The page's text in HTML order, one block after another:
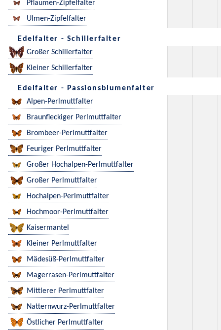
Pflaumen-Zipfelfalter
Ulmen-Zipfelfalter
Edelfalter - Schillerfalter
Großer Schillerfalter
Kleiner Schillerfalter
Edelfalter - Passionsblumenfalter
Alpen-Perlmuttfalter
Braunfleckiger Perlmuttfalter
Brombeer-Perlmuttfalter
Feuriger Perlmuttfalter
Großer Hochalpen-Perlmuttfalter
Großer Perlmuttfalter
Hochalpen-Perlmuttfalter
Hochmoor-Perlmuttfalter
Kaisermantel
Kleiner Perlmuttfalter
Mädesüß-Perlmuttfalter
Magerrasen-Perlmuttfalter
Mittlerer Perlmuttfalter
Natternwurz-Perlmuttfalter
Östlicher Perlmuttfalter